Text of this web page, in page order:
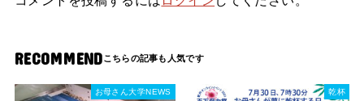
RECOMMEND
お母さん大学NEWS 乾杯